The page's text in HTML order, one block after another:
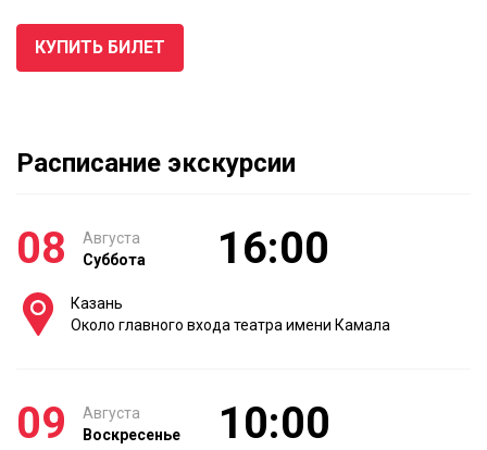
КУПИТЬ БИЛЕТ
Расписание экскурсии
08
Августа
Суббота
16:00
Казань
Около главного входа театра имени Камала
09
Августа
Воскресенье
10:00